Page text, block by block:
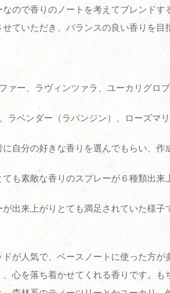
ので香りのノートを考えてブレンドす
ていただき、バランスの良い香りを目
ァー、ラヴィンツァラ、ユーカリグロ
ラベンダー（ラバンジン）、ローズマ
自分の好きな香りを選んでもらい、作
も素敵な香りのスプレーが６種類出来
出来上がりとても満足されていた様子
が人気で、ベースノートに使った方が
心を落ち着かせてくれる香りです。も